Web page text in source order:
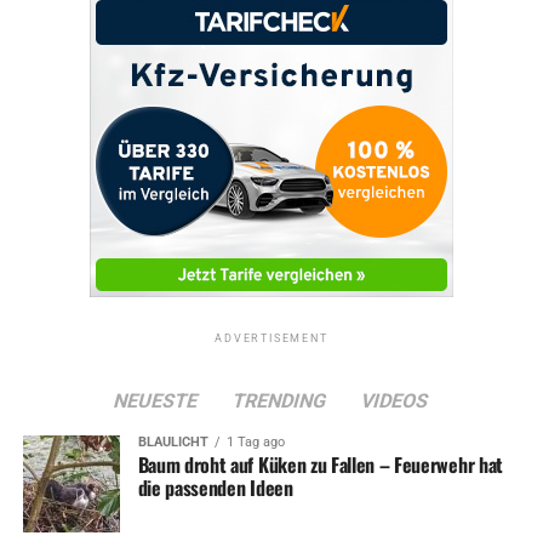
ADVERTISEMENT
NEUESTE TRENDING VIDEOS
BLAULICHT 1 Tag ago
Baum droht auf Küken zu Fallen – Feuerwehr hat
die passenden Ideen